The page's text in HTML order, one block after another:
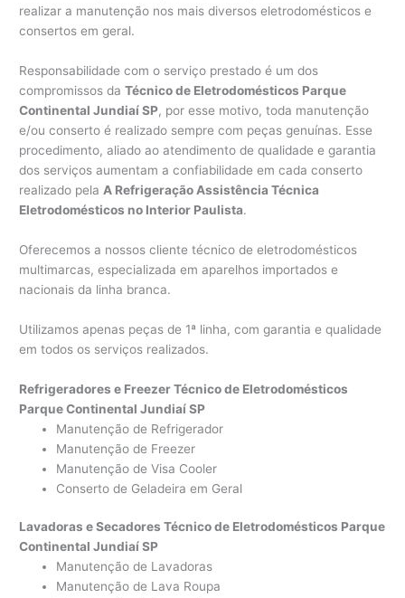
realizar a manutenção nos mais diversos eletrodomésticos e
consertos em geral.
Responsabilidade com o serviço prestado é um dos
compromissos daTécnico de Eletrodomésticos Parque
Continental Jundiaí SP, por esse motivo, toda manutenção
e/ou conserto é realizado sempre com peças genuínas. Esse
procedimento, aliado ao atendimento de qualidade e garantia
dos serviços aumentam a confiabilidade em cada conserto
realizado pela A Refrigeração Assistência Técnica
Eletrodomésticos no Interior Paulista.
Oferecemos a nossos cliente técnico de eletrodomésticos
multimarcas, especializada em aparelhos importados e
nacionais da linha branca.
Utilizamos apenas peças de 1ª linha, com garantia e qualidade
em todos os serviços realizados.
Refrigeradores e Freezer Técnico de Eletrodomésticos
Parque Continental Jundiaí SP
Manutenção de Refrigerador
Manutenção de Freezer
Manutenção de Visa Cooler
Conserto de Geladeira em Geral
Lavadoras e Secadores Técnico de Eletrodomésticos Parque
Continental Jundiaí SP
Manutenção de Lavadoras
Manutenção de Lava Roupa